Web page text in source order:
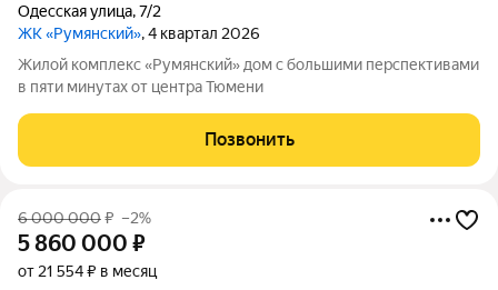
Одесская улица,7/2
ЖК «Румянский», 4 квартал 2026
Жилой комплекс «Румянский» дом с большими перспективами
в пяти минутах от центра Тюмени
Позвонить
6 000 000₽ –2%
5 860 000 ₽
от 21 554 ₽ в месяц